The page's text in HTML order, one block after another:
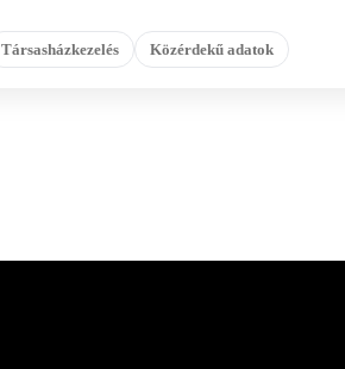
Társasházkezelés Közérdekű adatok